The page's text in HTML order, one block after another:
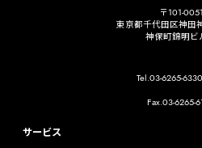
〒101-0051
東京都千代田区神田
神保町錦明ビ
Tel.03-6265-
Fax.03-6265-
サービス